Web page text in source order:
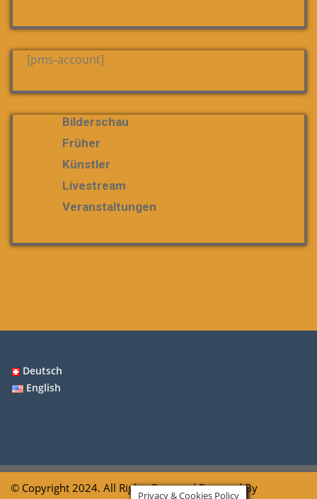
[pms-account]
Bilderschau
Früher
Künstler
Livestream
Veranstaltungen
Deutsch
English
© Copyright 2024. All Rights Reserved Powered By
Privacy & Cookies Policy